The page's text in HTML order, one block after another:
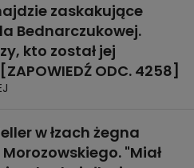
zaskakujące
Bednarczukowej.
kto został jej
ODC. 4258]
w łzach żegna
"Miał